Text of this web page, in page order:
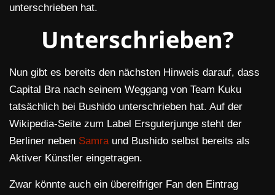
unterschrieben hat.
Unterschrieben?
Nun gibt es bereits den nächsten Hinweis darauf, dass
Capital Bra nach seinem Weggang von Team Kuku
tatsächlich bei Bushido unterschrieben hat. Auf der
Wikipedia-Seite zum Label Ersguterjunge steht der
Berliner neben Samraund Bushido selbst bereits als
Aktiver Künstler eingetragen.
Zwar könnte auch ein übereifriger Fan den Eintrag